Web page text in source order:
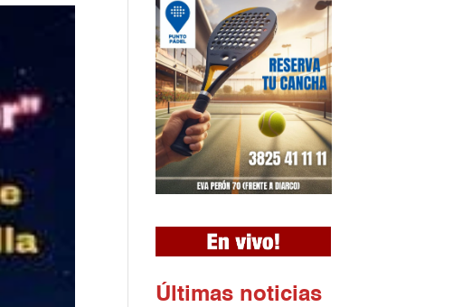
Ú ltimas noticias